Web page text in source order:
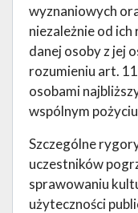
wyznaniowych
niezależnie od
danej osoby z jej
rozumieniu art.
osobami
wspólnym
Szczególne
uczestników
sprawowaniu
użyteczności